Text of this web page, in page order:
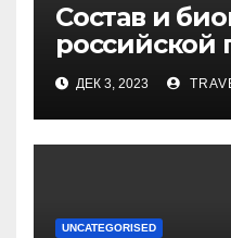
Состав и
российской
«Иванушки
— история
и судьбы
ДЕК 3, 2023
UNCATEGORISED